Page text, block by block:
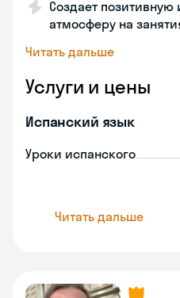
Создает
атмосферу на
Читать дальше
Услуги и цены
Испанский язык
Уроки испанского
Читать дальше